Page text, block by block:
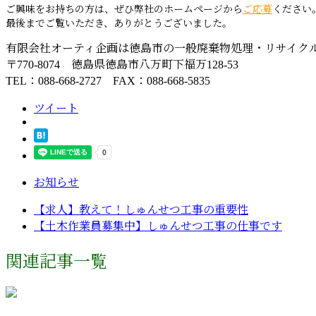
ご興味をお持ちの方は、ぜひ弊社のホームページから ご応募 ください。
最後までご覧いただき、ありがとうございました。
有限会社オーティ企画は徳島市の一般廃棄物処理・リサイク
〒770-8074 徳島県徳島市八万町下福万128-53
TEL：088-668-2727 FAX：088-668-5835
ツイート
お知らせ
【求人】教えて！しゅんせつ工事の重要性
【土木作業員募集中】しゅんせつ工事の仕事です
関連記事一覧